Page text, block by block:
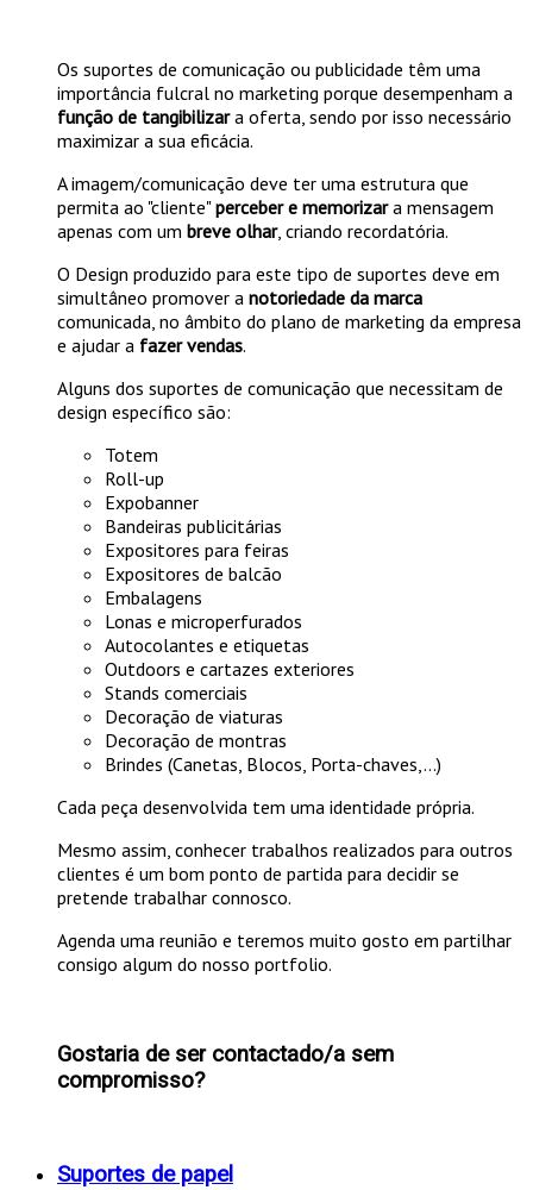
Os suportes de comunicação ou publicidade têm uma
importância fulcral no marketing porque desempenham a
função de tangibilizara oferta, sendo por isso necessário
maximizar a sua eficácia.
A imagem/comunicação deve ter uma estrutura que
permita ao "cliente"perceber e memorizara mensagem
apenas com um breve olhar, criando recordatória.
O Design produzido para este tipo de suportes deve em
simultâneo promover a notoriedade da marca
comunicada, no âmbito do plano de marketing da empresa
e ajudar a fazer vendas.
Alguns dos suportes de comunicação que necessitam de
design específico são:
Totem
Roll-up
Expobanner
Bandeiras publicitárias
Expositores para feiras
Expositores de balcão
Embalagens
Lonas e microperfurados
Autocolantes e etiquetas
Outdoors e cartazes exteriores
Stands comerciais
Decoração de viaturas
Decoração de montras
Brindes (Canetas, Blocos, Porta-chaves,...)
Cada peça desenvolvida tem uma identidade própria.
Mesmo assim, conhecer trabalhos realizados para outros
clientes é um bom ponto de partida para decidir se
pretende trabalhar connosco.
Agenda uma reunião e teremos muito gosto em partilhar
consigo algum do nosso portfolio.
Gostaria de ser contactado/a sem
compromisso?
Suportes de papel